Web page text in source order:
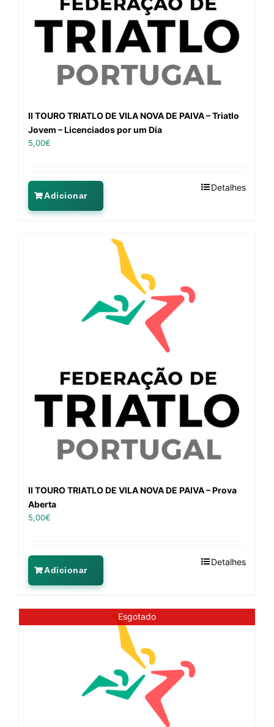
II TOURO TRIATLO DE VILA NOVA DE PAIVA – Triatlo
Jovem – Licenciados por um Dia
5,00€
Adicionar
Detalhes
II TOURO TRIATLO DE VILA NOVA DE PAIVA – Prova
Aberta
5,00€
Adicionar
Detalhes
Esgotado